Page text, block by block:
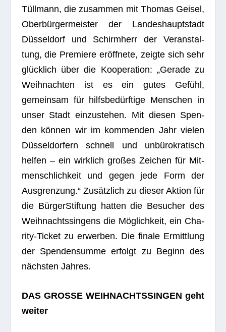
Tüll­mann, die zusam­men mit Tho­mas Gei­sel,
Ober­bür­ger­meis­ter der Lan­des­haupt­stadt
Düs­sel­dorf und Schirm­herr der Ver­an­stal­
tung, die Pre­miere eröff­nete, zeigte sich sehr
glück­lich über die Koope­ra­tion: „Gerade zu
Weih­nach­ten ist es ein gutes Gefühl,
gemein­sam für hilfs­be­dürf­tige Men­schen in
unser Stadt ein­zu­ste­hen. Mit die­sen Spen­
den kön­nen wir im kom­men­den Jahr vie­len
Düs­sel­dor­fern schnell und unbü­ro­kra­tisch
hel­fen – ein wirk­lich gro­ßes Zei­chen für Mit­
mensch­lich­keit und gegen jede Form der
Aus­gren­zung.“ Zusätz­lich zu die­ser Aktion für
die Bür­ger­Stif­tung hat­ten die Besu­cher des
Weih­nachts­sin­gens die Mög­lich­keit, ein Cha­
rity-Ticket zu erwer­ben. Die finale Ermitt­lung
der Spen­den­summe erfolgt zu Beginn des
nächs­ten Jahres.
DAS GROSSE WEIHNACHTSSINGEN geht
weiter